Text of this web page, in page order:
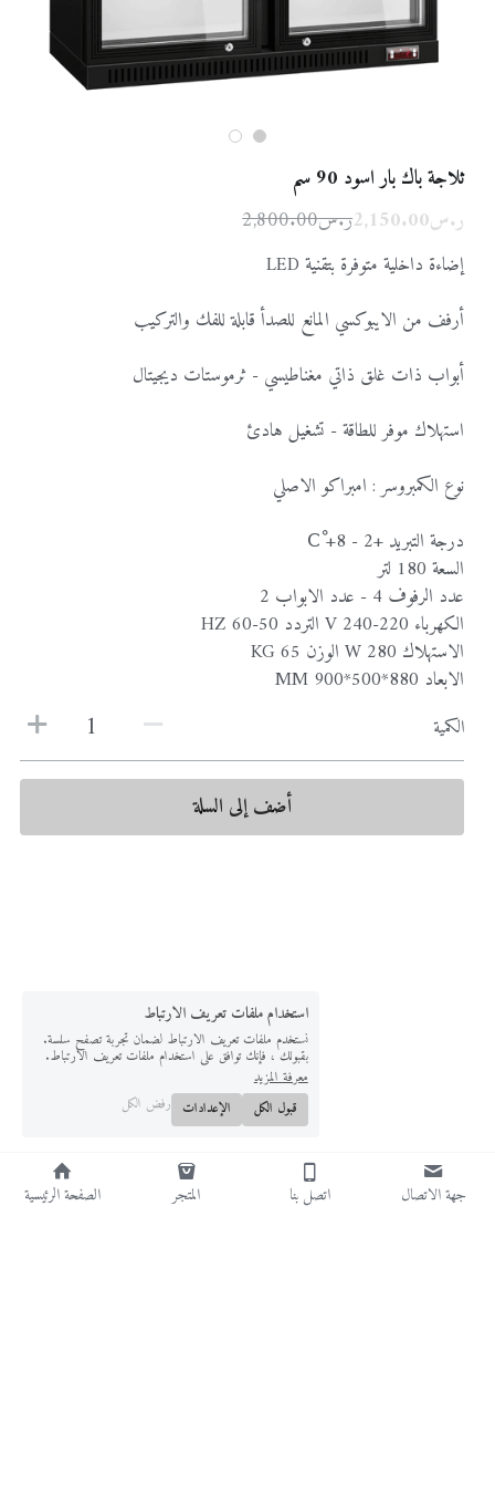
الخلاطات و العصارات
مطاحن القهوة
معدات الطهي
عربي
Info@steelhousefactory.net
ثلاجة باك بار اسود 90 سم
ر.س2,150.00
ر.س2,800.00
إضاءة داخلية متوفرة بتقنية LED
أرفف من الايبوكسي المانع للصدأ قابلة للفك والتركيب
أبواب ذات غلق ذاتي مغناطيسي - ثرموستات ديجيتال
استهلاك موفر للطاقة - تشغيل هادئ
نوع الكمبروسر : امبراكو الاصلي
درجة التبريد +2 - 8+ Cْ
السعة 180 لتر
عدد الرفوف 4 - عدد الابواب 2
الكهرباء 220-240 V التردد 50-60 HZ
الاستهلاك 280 W الوزن 65 KG
الابعاد 880*500*900 MM
الكمية
أضف إلى السلة
الصفحة الرئيسية المتجر اتصل بنا جهة الاتصال
استخدام ملفات تعريف الارتباط
نستخدم ملفات تعريف الارتباط لضمان تجربة تصفح سلسة.
بقبولك ، فإنك توافق على استخدام ملفات تعريف الارتباط.
معرفة المزيد
قبول الكل
الإعدادات رفض الكل